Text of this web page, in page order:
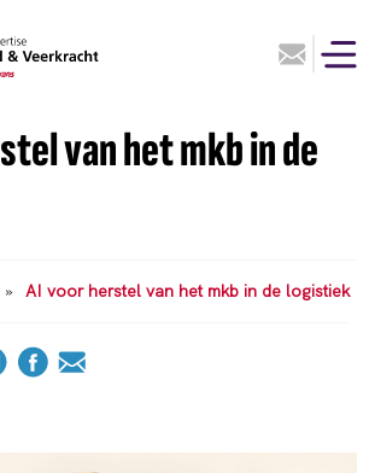
van het mkb in de
» AI voor herstel van het mkb in de logistiek